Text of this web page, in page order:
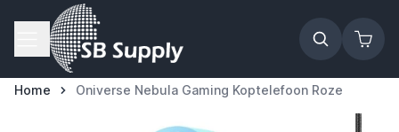
Ga naar de inhoud
Home Oniverse Nebula Gaming Koptelefoon Roze